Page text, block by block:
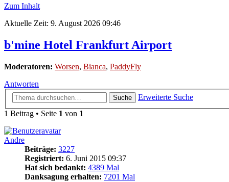
Zum Inhalt
Aktuelle Zeit: 9. August 2026 09:46
b'mine Hotel Frankfurt Airport
Moderatoren: Worsen, Bianca, PaddyFly
Antworten
Suche
Erweiterte Suche
1 Beitrag • Seite 1 von 1
Andre
Beiträge: 3227
Registriert: 6. Juni 2015 09:37
Hat sich bedankt: 4389 Mal
Danksagung erhalten: 7201 Mal